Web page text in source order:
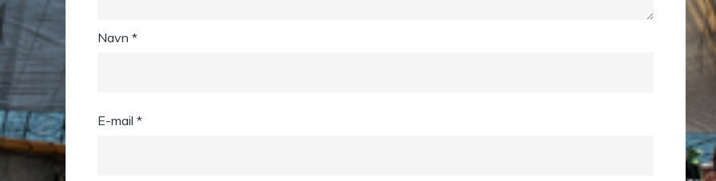
Navn *
E-mail *